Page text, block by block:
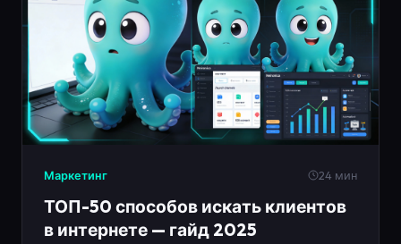
Маркетинг 24 мин
ТОП-50 способов искать клиентов
в интернете — гайд 2025